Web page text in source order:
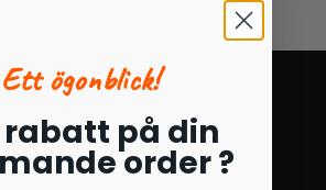
Ett ögonblick!
rabatt på din
order ?